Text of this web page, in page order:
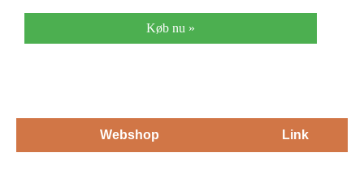
Køb nu »
Webshop Link